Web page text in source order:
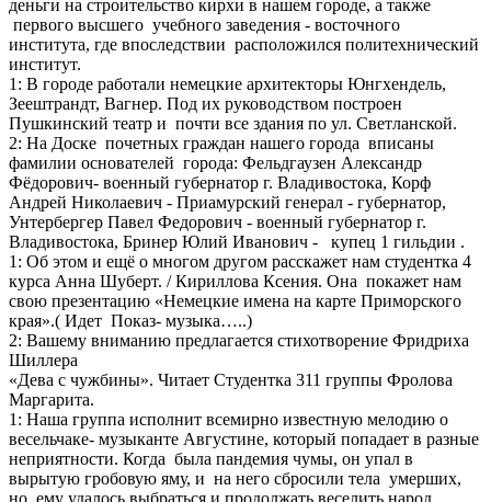
деньги на строительство кирхи в нашем городе, а также
первого высшего учебного заведения - восточного
института, где впоследствии расположился политехнический
институт.
1: В городе работали немецкие архитекторы Юнгхендель,
Зеештрандт, Вагнер. Под их руководством построен
Пушкинский театр и почти все здания по ул. Светланской.
2: На Доске почетных граждан нашего города вписаны
фамилии основателей города: Фельдгаузен Александр
Фёдорович- военный губернатор г. Владивостока, Корф
Андрей Николаевич - Приамурский генерал - губернатор,
Унтербергер Павел Федорович - военный губернатор г.
Владивостока, Бринер Юлий Иванович - купец 1 гильдии .
1: Об этом и ещё о многом другом расскажет нам студентка 4
курса Анна Шуберт. / Кириллова Ксения. Она покажет нам
свою презентацию «Немецкие имена на карте Приморского
края».( Идет Показ- музыка…..)
2: Вашему вниманию предлагается стихотворение Фридриха
Шиллера
«Дева с чужбины». Читает Студентка 311 группы Фролова
Маргарита.
1: Наша группа исполнит всемирно известную мелодию о
весельчаке- музыканте Августине, который попадает в разные
неприятности. Когда была пандемия чумы, он упал в
вырытую гробовую яму, и на него сбросили тела умерших,